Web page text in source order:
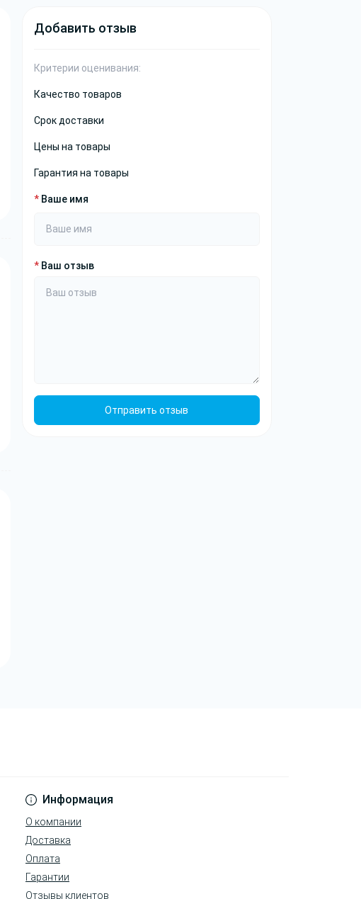
Добавить отзыв
Критерии оценивания:
Качество товаров
Срок доставки
Цены на товары
Гарантия на товары
* Ваше имя
* Ваш отзыв
Отправить отзыв
Информация
О компании
Доставка
Оплата
Гарантии
Отзывы клиентов